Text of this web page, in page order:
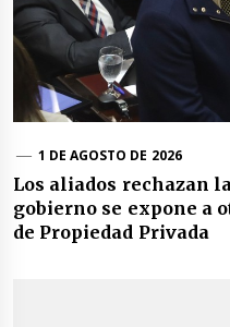
1 DE AGOSTO DE 2026
Los aliados rechazan
gobierno se expone a
de Propiedad Privada